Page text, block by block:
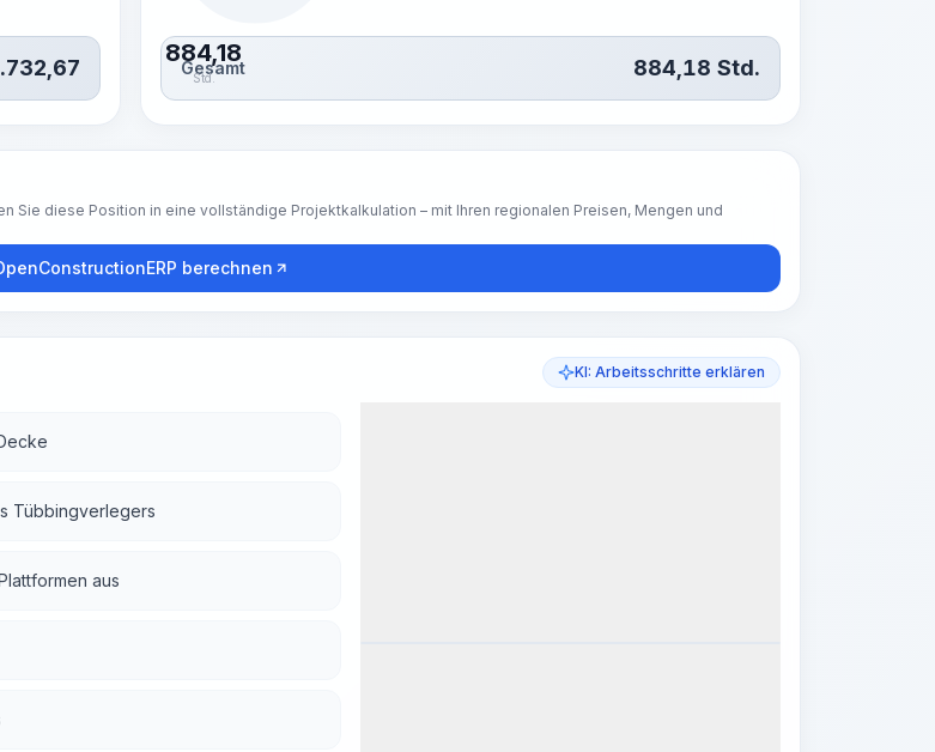
884,18
Std.
Gesamt 884,18 Std.
Sie diese Position in eine vollständige Projektkalkulation – mit Ihren regionalen Preisen, Mengen und
berechnen
KI: Arbeitsschritte erklären
Tübbingverlegers
aus